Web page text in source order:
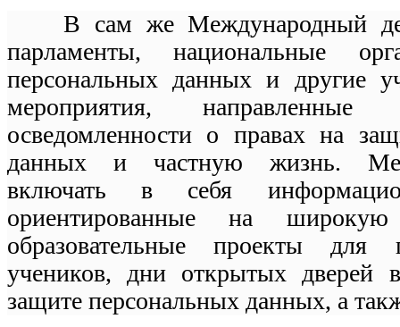
В сам же Международный
парламенты, национальные
персональных данных и другие
мероприятия,
осведомленности о правах на
данных и частную жизнь.
включать в себя
ориентированные на широкую
образовательные проекты для
учеников, дни открытых дверей
защите персональных данных, а